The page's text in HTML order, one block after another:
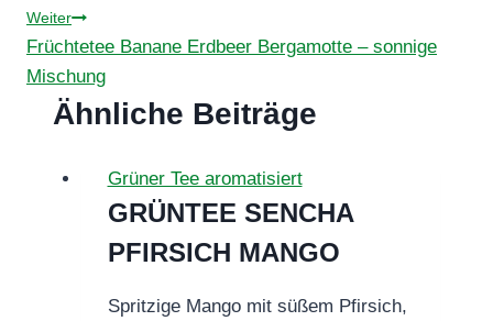
Weiter
Früchtetee Banane Erdbeer Bergamotte – sonnige
Mischung
Ähnliche Beiträge
Grüner Tee aromatisiert
GRÜNTEE SENCHA
PFIRSICH MANGO
Spritzige Mango mit süßem Pfirsich,